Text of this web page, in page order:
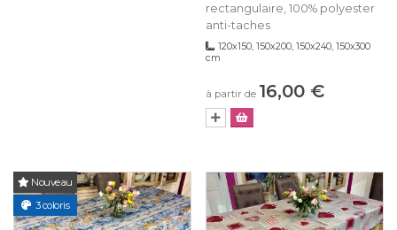
rectangulaire, 100% polyester
anti-taches
120x150, 150x200, 150x240, 150x300
cm
à partir de 16,00 €
Nouveau
3 coloris